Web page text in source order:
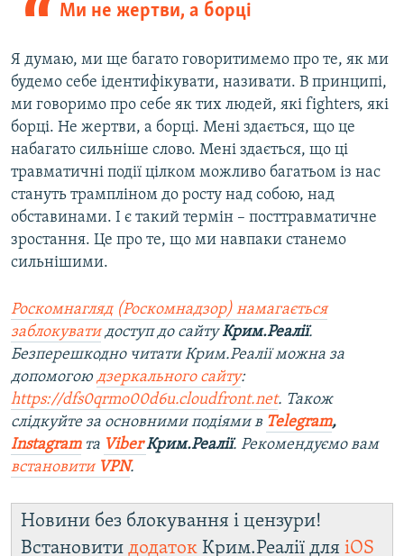
Ми не жертви, а борці
Я думаю, ми ще багато говоритимемо про те, як ми
будемо себе ідентифікувати, називати. В принципі,
ми говоримо про себе як тих людей, які fighters, які
борці. Не жертви, а борці. Мені здається, що це
набагато сильніше слово. Мені здається, що ці
травматичні події цілком можливо багатьом із нас
стануть трампліном до росту над собою, над
обставинами. І є такий термін – посттравматичне
зростання. Це про те, що ми навпаки станемо
сильнішими.
Роскомнагляд (Роскомнадзор) намагається
заблокуватидоступ до сайтуКрим.Реалії.
Безперешкодно читати Крим.Реалії можна за
допомогою дзеркального сайту:
https://dfs0qrmo00d6u.cloudfront.net. Також
слідкуйте за основними подіями в Telegram,
Instagramта ViberКрим.Реалії. Рекомендуємо вам
встановити VPN.
Новини без блокування і цензури!
Встановити додаток Крим.Реалії для iOS